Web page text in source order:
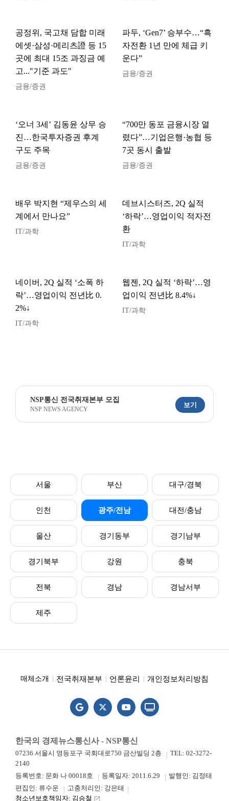
공정위, 국고채 담합 미래
에셋·삼성·메리츠證 등 15
곳에 최대 15조 과징금 예
고..."기준 과도"
금융/증권
파두, ‘Gen7’ 승부수…“흑
자전환 1년 만에 체급 키
운다”
금융/증권
‘오너 3세’ 김동윤 상무 승
진…한국투자증권 후계
구도 주목
금융/증권
“700만 동포 금융시장 열
렸다”…기업은행·농협 등
7곳 동시 출발
금융/증권
배우 박지현 “제우스의 세
계에서 만나요”
IT/과학
데브시스터즈, 2Q 실적
‘하락’…영업이익 적자전
환
IT/과학
네이버, 2Q 실적 ‘소폭 하
락’…영업이익 전년比 0.
2%↓
IT/과학
웹젠, 2Q 실적 ‘하락’…영
업이익 전년比 8.4%↓
IT/과학
NSP통신 전국취재본부 모집
NSP NEWS AGENCY
보기
서울 부산 대구/경북
인천 광주/전남 대전/충남
울산 경기동부 경기남부
경기북부 강원 충북
전북 경남 경남서부
제주
매체소개 전국취재본부 언론윤리 개인정보처리방침
한국의 경제뉴스통신사 - NSP통신
07236 서울시 영등포구 국회대로750 금산빌딩 2층
TEL: 02-3272-
2140
등록번호: 문화 나 00018호
등록일자: 2011.6.29
발행인: 김정태
편집인: 류수운
고충처리인: 강은태
청소년보호책임자: 김승철 launch